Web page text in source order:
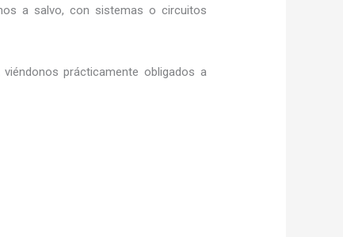
a salvo, con sistemas o circuitos
prácticamente obligados a